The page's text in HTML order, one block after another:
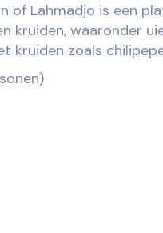
of Lahmadjo is een
kruiden, waaronder
kruiden zoals